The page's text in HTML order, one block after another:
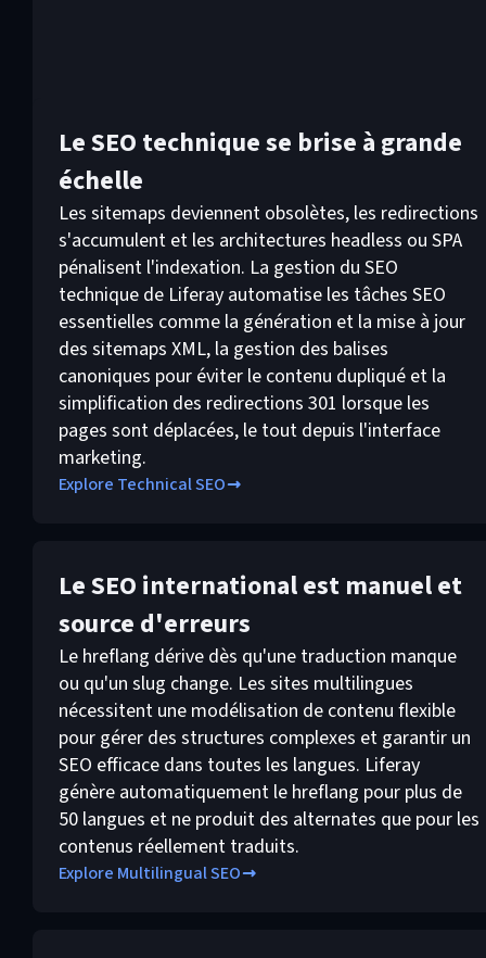
Le SEO technique se brise à grande
échelle
Les sitemaps deviennent obsolètes, les redirections
s'accumulent et les architectures headless ou SPA
pénalisent l'indexation. La gestion du SEO
technique de Liferay automatise les tâches SEO
essentielles comme la génération et la mise à jour
des sitemaps XML, la gestion des balises
canoniques pour éviter le contenu dupliqué et la
simplification des redirections 301 lorsque les
pages sont déplacées, le tout depuis l'interface
marketing.
Explore Technical SEO
Le SEO international est manuel et
source d'erreurs
Le hreflang dérive dès qu'une traduction manque
ou qu'un slug change. Les sites multilingues
nécessitent une modélisation de contenu flexible
pour gérer des structures complexes et garantir un
SEO efficace dans toutes les langues. Liferay
génère automatiquement le hreflang pour plus de
50 langues et ne produit des alternates que pour les
contenus réellement traduits.
Explore Multilingual SEO